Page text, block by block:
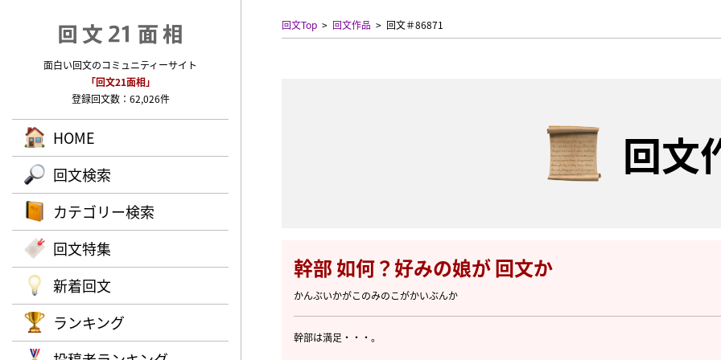
面白い回文のコミュニティーサイト
「回文21面相」
登録回文数：62,026件
HOME
回文検索
カテゴリー検索
回文特集
新着回文
ランキング
回文Top 回文作品 回文＃86871
回文
幹部 如何？好みの娘が 回文か
かんぶいかがこのみのこがかいぶんか
幹部は満足・・・。